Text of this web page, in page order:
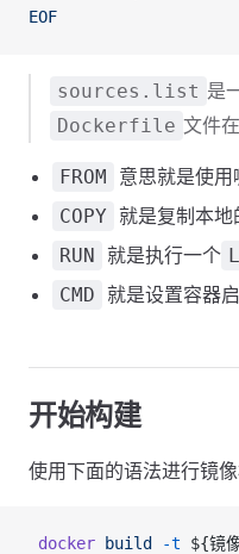
EOF
sources.list 是
Dockerfile 文件
FROM 意思就是使
COPY 就是复制本
RUN 就是执行一个
CMD 就是设置容器
开始构建
使用下面的语法进行镜
docker build -t ${镜